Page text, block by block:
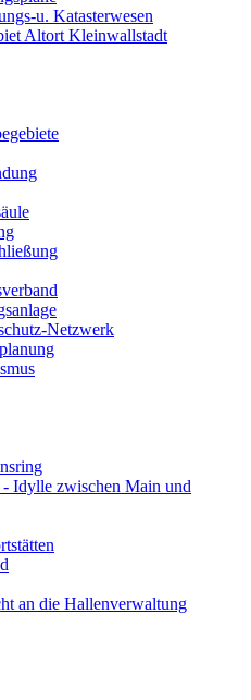
u. Katasterwesen
Altort Kleinwallstadt
Netzwerk
Idylle zwischen Main und
an die Hallenverwaltung